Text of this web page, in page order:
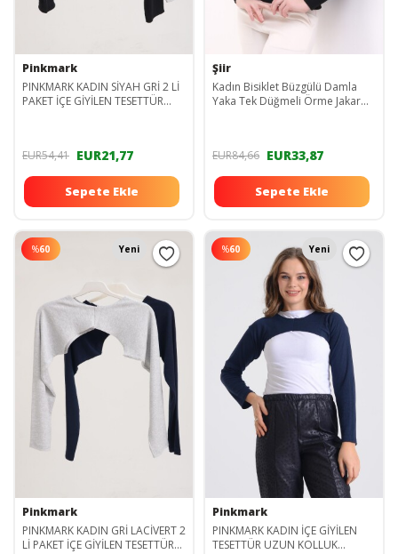
Pinkmark
PINKMARK KADIN SİYAH GRİ 2 Lİ
PAKET İÇE GİYİLEN TESETTÜR
EUR54,41 EUR21,77
Sepete Ekle
Şiir
Kadın Bisiklet Büzgülü Damla
Yaka Tek Düğmeli Örme Jakar
EUR84,66 EUR33,87
Sepete Ekle
%60 Yeni
Pinkmark
PINKMARK KADIN GRİ LACİVERT 2
Lİ PAKET İÇE GİYİLEN TESETTÜR
%60 Yeni
Pinkmark
PINKMARK KADIN İÇE GİYİLEN
TESETTÜR UZUN KOLLUK